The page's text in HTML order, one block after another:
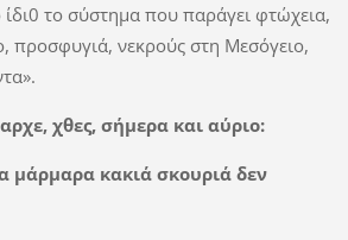
ίδι0 το σύστημα που παράγει φτώχεια,
προσφυγιά, νεκρούς στη Μεσόγειο,
χθες, σήμερα και αύριο:
μάρμαρα κακιά σκουριά δεν